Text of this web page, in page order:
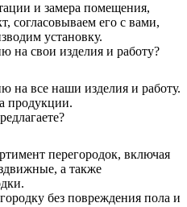
и замера помещения,
согласовываем его с вами,
установку.
на свои изделия и работу?
на все наши изделия и работу.
продукции.
перегородок, включая
а также
без повреждения пола и